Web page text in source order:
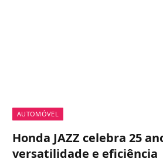
AUTOMÓVEL
Honda JAZZ celebra 25
versatilidade e eficiência